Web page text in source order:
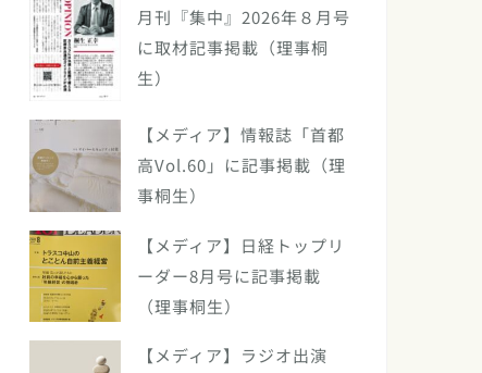
月刊『集中』2026年８月号
に取材記事掲載（理事桐
生）
【メディア】情報誌「首都
高Vol.60」に記事掲載（理
事桐生）
【メディア】日経トップリ
ーダー8月号に記事掲載
（理事桐生）
【メディア】ラジオ出演